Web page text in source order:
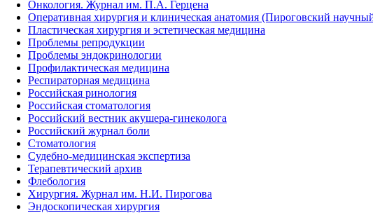
Онкология. Журнал им. П.А. Герцена
Оперативная хирургия и клиническая анатомия (Пироговский
Пластическая хирургия и эстетическая медицина
Проблемы репродукции
Проблемы эндокринологии
Профилактическая медицина
Респираторная медицина
Российская ринология
Российская стоматология
Российский вестник акушера-гинеколога
Российский журнал боли
Стоматология
Судебно-медицинская экспертиза
Терапевтический архив
Флебология
Хирургия. Журнал им. Н.И. Пирогова
Эндоскопическая хирургия